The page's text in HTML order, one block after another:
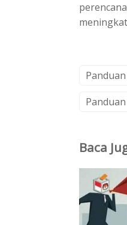
Baca